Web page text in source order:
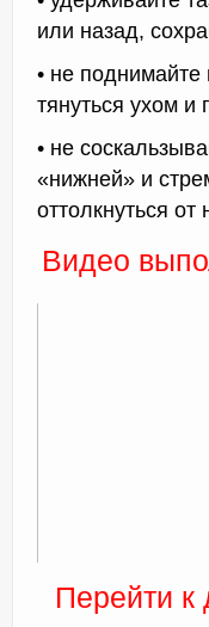
или назад,
• не поднимайте
тянуться ухом и
• не
«нижней» и
оттолкнуться от
Видео
Перейти к